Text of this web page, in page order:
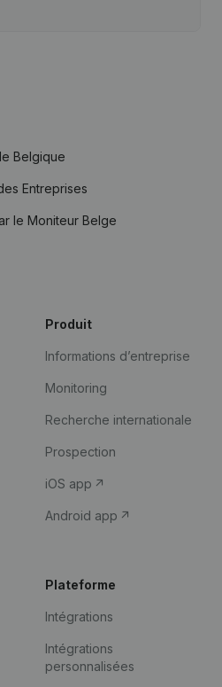
Belgique
Entreprises
le Moniteur Belge
Produit
Informations d’entreprise
Monitoring
Recherche internationale
Prospection
iOS app
Android app
Plateforme
Intégrations
Intégrations
personnalisées